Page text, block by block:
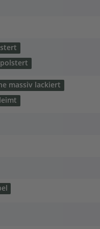
massiv lackiert